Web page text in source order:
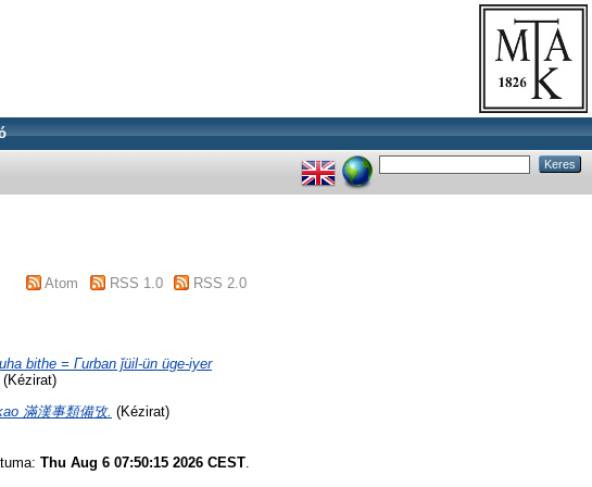
Atom RSS 1.0 RSS 2.0
bithe = Γurban ǰüil-ün üge-iyer
(Kézirat)
滿漢事類備攷. (Kézirat)
Thu Aug 6 07:50:15 2026 CEST.